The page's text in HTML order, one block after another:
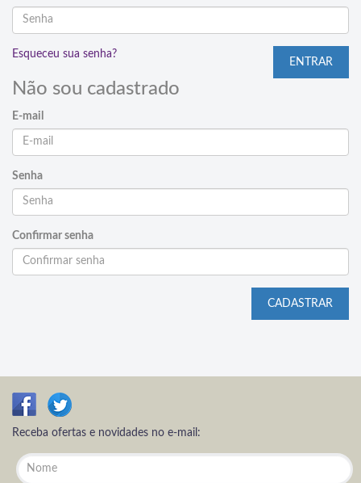
Esqueceu sua senha?
Não sou cadastrado
E-mail
Senha
Confirmar senha
Receba ofertas e novidades no e-mail: